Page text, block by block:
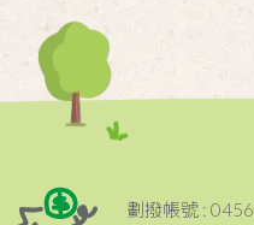
劃撥帳號 :